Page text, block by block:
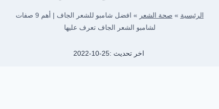
الرئيسية » صحة الشعر »
افضل شامبو للشعر الجاف | أهم 9 صفات
لشامبو الشعر الجاف تعرف عليها
اخر تحديث :2022-10-25